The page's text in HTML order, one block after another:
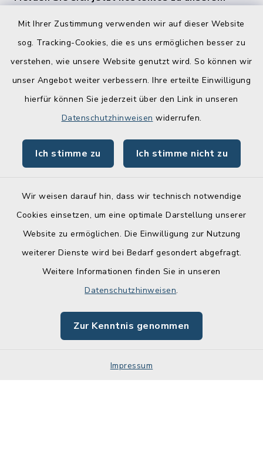
Mit Ihrer Zustimmung verwenden wir auf dieser Website
sog. Tracking-Cookies, die es uns ermöglichen besser zu
verstehen, wie unsere Website genutzt wird. So können wir
unser Angebot weiter verbessern. Ihre erteilte Einwilligung
hierfür können Sie jederzeit über den Link in unseren
Datenschutzhinweisen widerrufen.
Ich stimme zu Ich stimme nicht zu
Wir weisen darauf hin, dass wir technisch notwendige
Cookies einsetzen, um eine optimale Darstellung unserer
Website zu ermöglichen. Die Einwilligung zur Nutzung
weiterer Dienste wird bei Bedarf gesondert abgefragt.
Weitere Informationen finden Sie in unseren
Datenschutzhinweisen.
Zur Kenntnis genommen
Impressum
Quicklinks
Lebenslagen
Online-Service
Barrierefreiheit
Impressum
Sitemap